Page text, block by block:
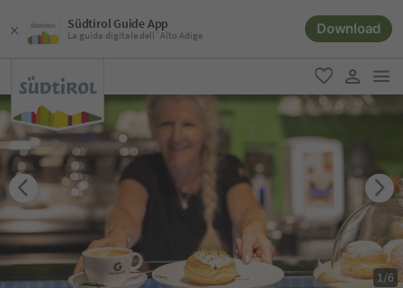
Südtirol Guide App
La guida digitale dell´Alto Adige Download
favoriti
user link
1/6